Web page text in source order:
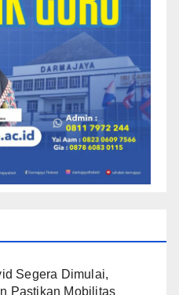
Segera Dimulai,
Pastikan Mobilitas